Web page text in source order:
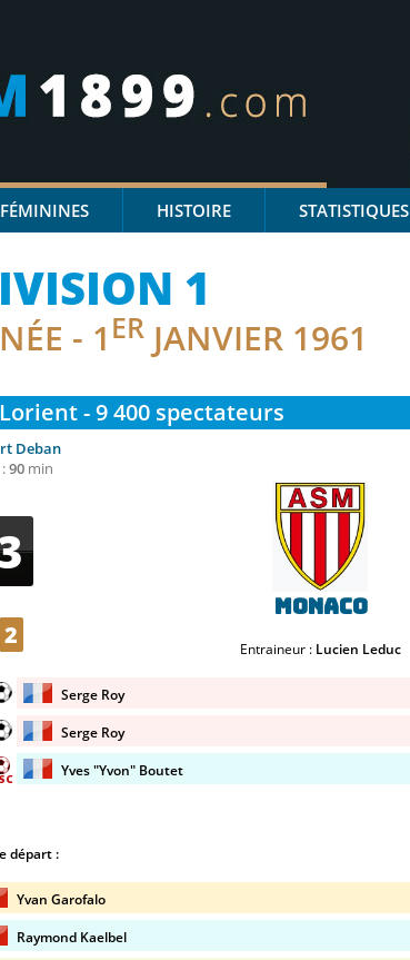
FÉMININES HISTOIRE STATISTIQUES
1
- 1 ER JANVIER 1961
- 9 400 spectateurs
Deban
90min
2
Monaco
Entraineur : Lucien Leduc
Serge Roy
Serge Roy
Yves "Yvon" Boutet
départ :
Yvan Garofalo
Raymond Kaelbel